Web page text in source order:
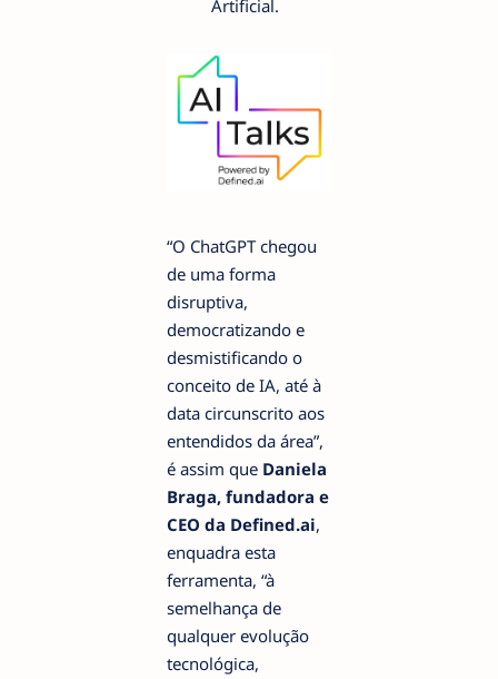
Artificial.
“O ChatGPT chegou
de uma forma
disruptiva,
democratizando e
desmistificando o
conceito de IA, até à
data circunscrito aos
entendidos da área”,
é assim que Daniela
Braga, fundadora e
CEO da Defined.ai,
enquadra esta
ferramenta, “à
semelhança de
qualquer evolução
tecnológica,